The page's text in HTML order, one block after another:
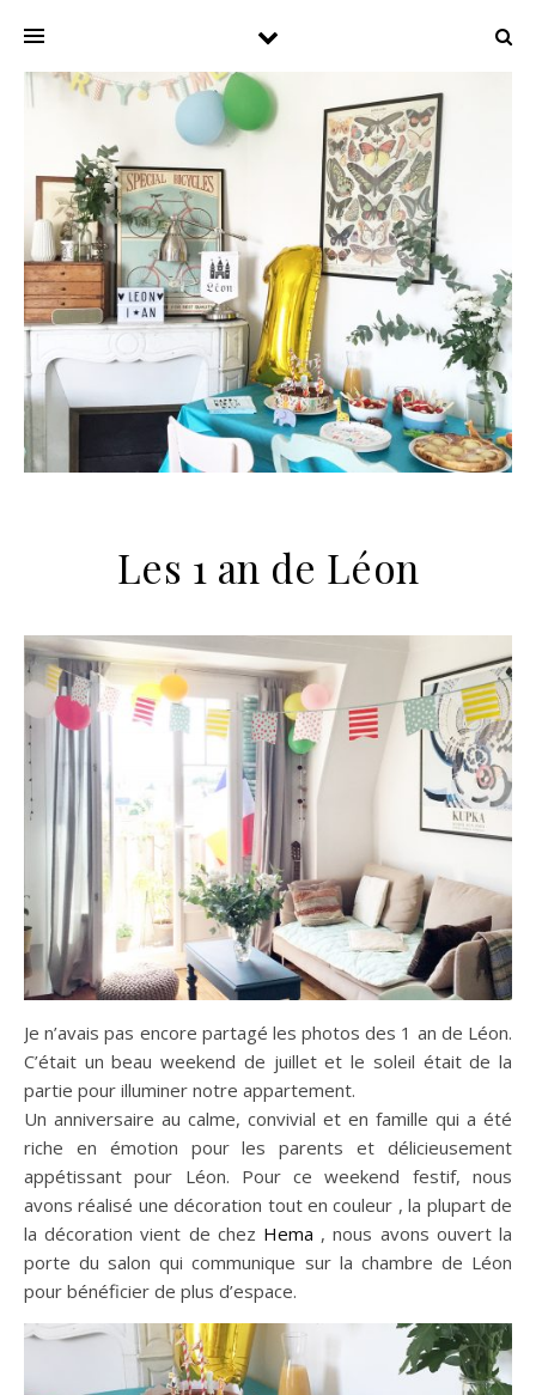
Facebook
sur Twitter sur Instagram
Facebook
sur Twitter sur Instagram
Les 1 an de Léon
Je n’avais pas encore partagé les photos des 1 an de Léon.
C’était un beau weekend de juillet et le soleil était de la
partie pour illuminer notre appartement.
Un anniversaire au calme, convivial et en famille qui a été
riche en émotion pour les parents et délicieusement
appétissant pour Léon. Pour ce weekend festif, nous
avons réalisé une décoration tout en couleur , la plupart de
la décoration vient de chez Hema , nous avons ouvert la
porte du salon qui communique sur la chambre de Léon
pour bénéficier de plus d’espace.